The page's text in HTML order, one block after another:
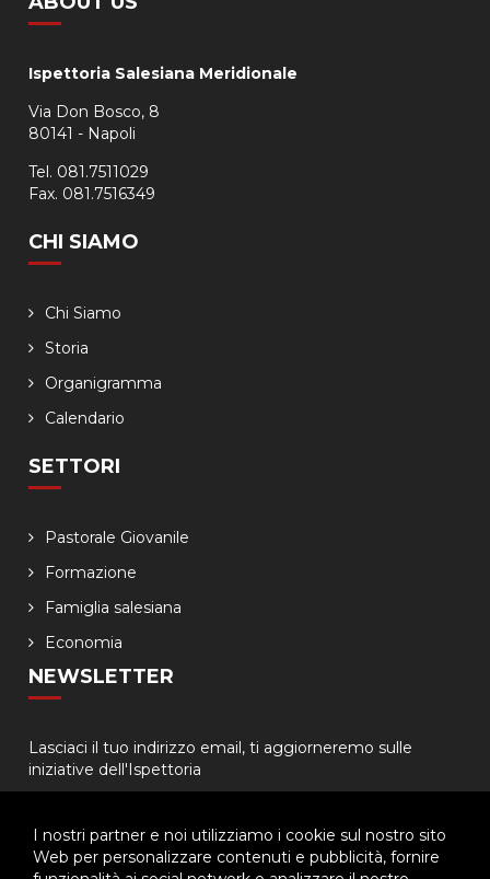
I nostri partner e noi utilizziamo i cookie sul nostro sito
Web per personalizzare contenuti e pubblicità, fornire
Ispettoria Salesiana Meridionale
Via Don Bosco, 8
80141 - Napoli
Tel. 081.7511029
Fax. 081.7516349
CHI SIAMO
Chi Siamo
Storia
Organigramma
Calendario
SETTORI
Pastorale Giovanile
Formazione
Famiglia salesiana
Economia
NEWSLETTER
Lasciaci il tuo indirizzo email, ti aggiorneremo sulle
iniziative dell'Ispettoria